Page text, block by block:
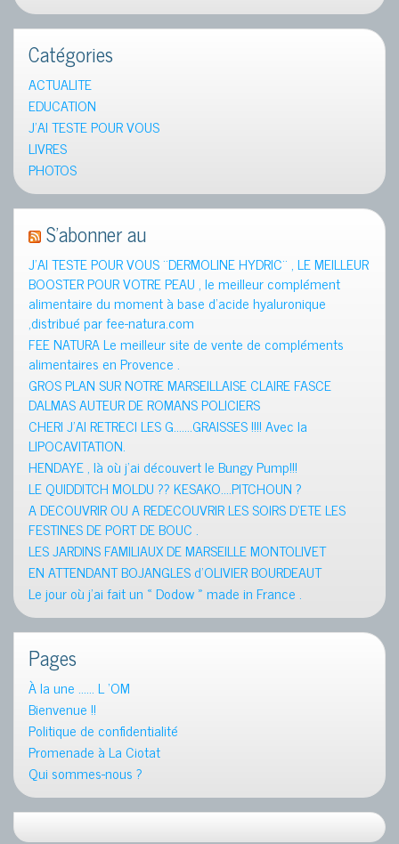
Catégories
ACTUALITE
EDUCATION
J'AI TESTE POUR VOUS
LIVRES
PHOTOS
S’abonner au
J’AI TESTE POUR VOUS ¨DERMOLINE HYDRIC¨ , LE MEILLEUR
BOOSTER POUR VOTRE PEAU , le meilleur complément
alimentaire du moment à base d’acide hyaluronique
,distribué par fee-natura.com
FEE NATURA Le meilleur site de vente de compléments
alimentaires en Provence .
GROS PLAN SUR NOTRE MARSEILLAISE CLAIRE FASCE
DALMAS AUTEUR DE ROMANS POLICIERS
CHERI J’AI RETRECI LES G…….GRAISSES !!!! Avec la
LIPOCAVITATION.
HENDAYE , là où j’ai découvert le Bungy Pump!!!
LE QUIDDITCH MOLDU ?? KESAKO….PITCHOUN ?
A DECOUVRIR OU A REDECOUVRIR LES SOIRS D’ETE LES
FESTINES DE PORT DE BOUC .
LES JARDINS FAMILIAUX DE MARSEILLE MONTOLIVET
EN ATTENDANT BOJANGLES d’OLIVIER BOURDEAUT
Le jour où j’ai fait un « Dodow » made in France .
Pages
À la une …… L ‘OM
Bienvenue !!
Politique de confidentialité
Promenade à La Ciotat
Qui sommes-nous ?